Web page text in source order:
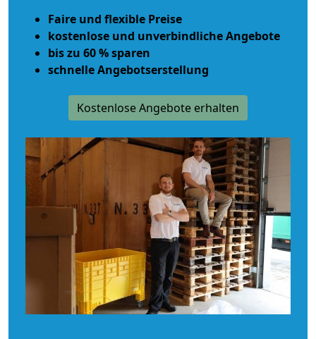
Faire und flexible Preise
kostenlose und unverbindliche Angebote
bis zu 60 % sparen
schnelle Angebotserstellung
Kostenlose Angebote erhalten